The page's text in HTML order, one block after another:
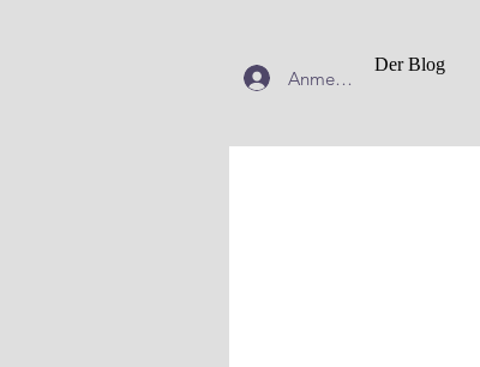
Der Blog
Anmelden